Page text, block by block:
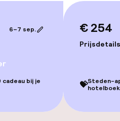
6–7 sep.
cadeau bij je
€ 254
Prijsdetails
💝Steden-